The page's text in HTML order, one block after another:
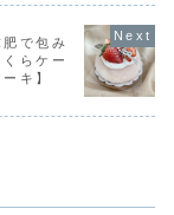
後乗せだ
くなって
す。イン
いています
で作ってい
冷やしても
りません
スタに作り
で包み
らケー
キ】